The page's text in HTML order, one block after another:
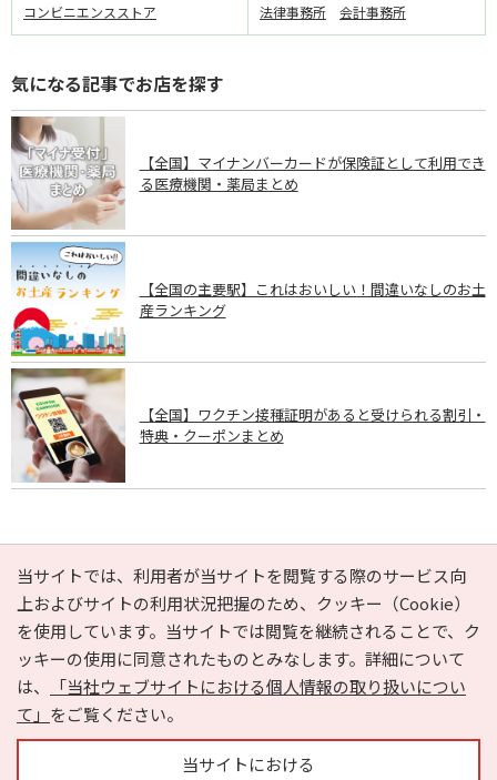
コンビニエンスストア
法律事務所
会計事務所
気になる記事でお店を探す
【全国】マイナンバーカードが保険証として利用でき
る医療機関・薬局まとめ
【全国の主要駅】これはおいしい！間違いなしのお土
産ランキング
【全国】ワクチン接種証明があると受けられる割引・
特典・クーポンまとめ
PAGE TOP
当サイトでは、利用者が当サイトを閲覧する際のサービス向
上およびサイトの利用状況把握のため、クッキー（Cookie）
を使用しています。当サイトでは閲覧を継続されることで、ク
ッキーの使用に同意されたものとみなします。詳細について
は、
「当社ウェブサイトにおける個人情報の取り扱いについ
て」 をご覧ください。
当サイトにおける
e-NAVITA（イーナビタ）とは？ お気に入り
ヘルプ
利用規約
個人情報の取り扱いについて
運営会社
サイトマップ
広告掲載に関するお問い合わせ